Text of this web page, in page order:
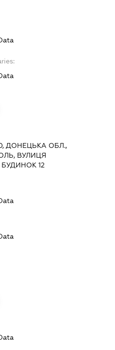
ДОНЕЦЬКА ОБЛ.,
ВУЛИЦЯ
12